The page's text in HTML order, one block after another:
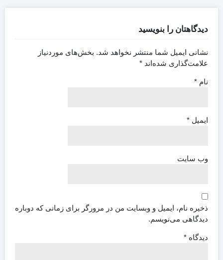
دیدگاهتان را بنویسید
نشانی ایمیل شما منتشر نخواهد شد. بخش‌های موردنیاز
علامت‌گذاری شده‌اند *
نام *
ایمیل *
وب‌ سایت
ذخیره نام، ایمیل و وبسایت من در مرورگر برای زمانی که دوباره
دیدگاهی می‌نویسم.
دیدگاه *